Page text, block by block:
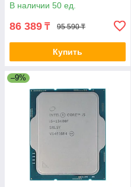
В наличии 50 ед.
86 389 ₸ 95 590 ₸
Купить
–9%